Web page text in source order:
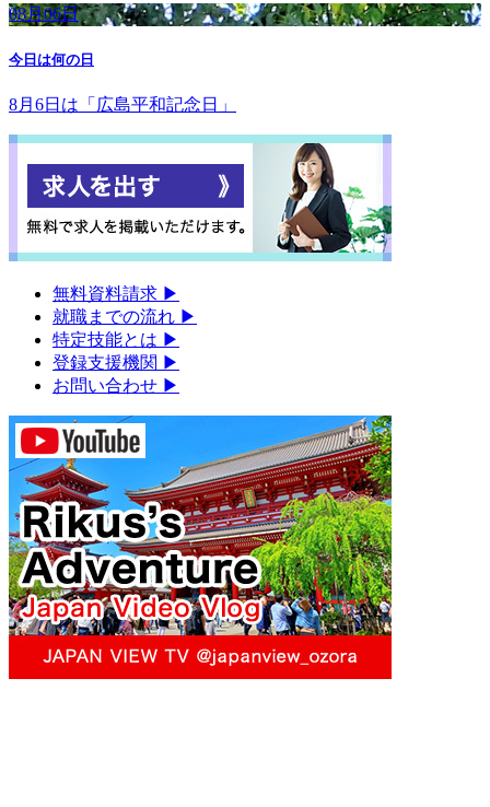
08月06日
今日は何の日
8月6日は「広島平和記念日」
無料資料請求 ▶︎
就職までの流れ ▶︎
特定技能とは ▶︎
登録支援機関 ▶︎
お問い合わせ ▶︎